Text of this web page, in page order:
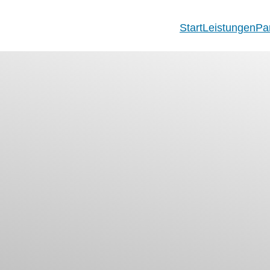
StartLeistungen